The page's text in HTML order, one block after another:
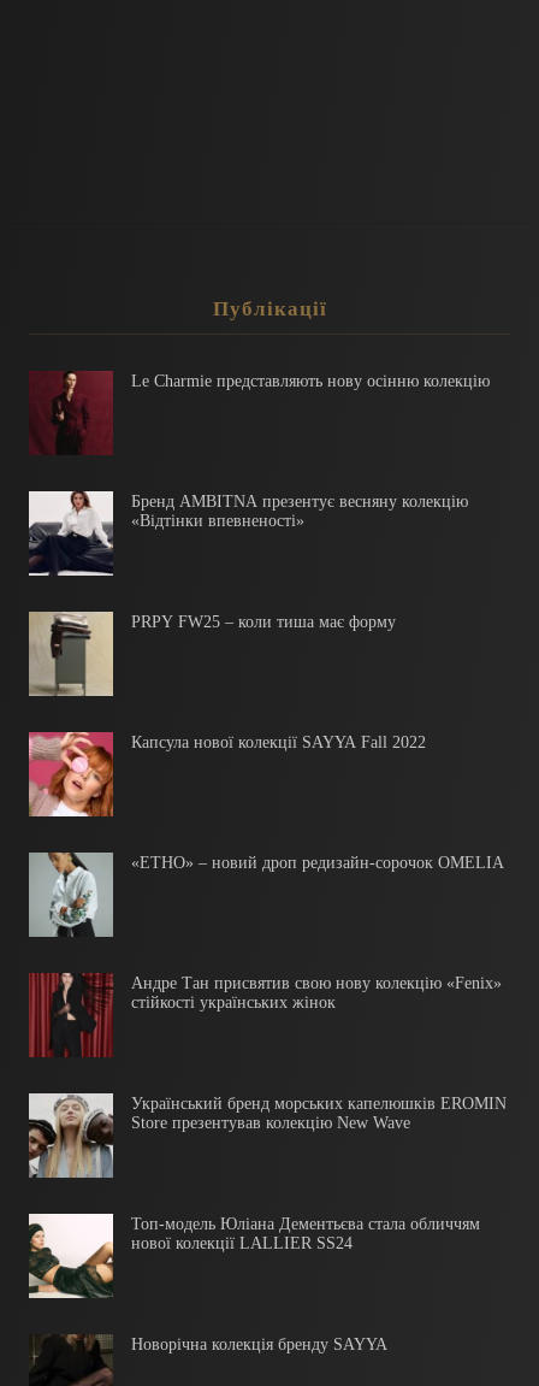
Публікації
Le Charmie представляють нову осінню колекцію
Бренд AMBITNA презентує весняну колекцію
«Відтінки впевненості»
PRPY FW25 – коли тиша має форму
Капсула нової колекції SAYYA Fall 2022
«ЕТНО» – новий дроп редизайн-сорочок OMELIA
Андре Тан присвятив свою нову колекцію «Fenix»
стійкості українських жінок
Український бренд морських капелюшків EROMIN
Store презентував колекцію New Wave
Топ-модель Юліана Дементьєва стала обличчям
нової колекції LALLIER SS24
Новорічна колекція бренду SAYYA